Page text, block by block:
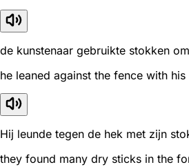
de kunstenaar gebruikte stokken
he leaned against the fence with his
Hij leunde tegen de hek met zijn
they found many dry sticks in the